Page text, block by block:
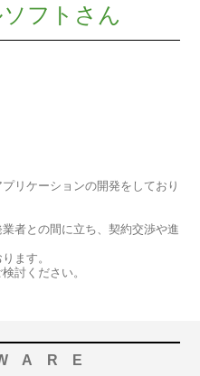
フトさん
リケーションの開発をしており
者との間に立ち、契約交渉や進
ます。
討ください。